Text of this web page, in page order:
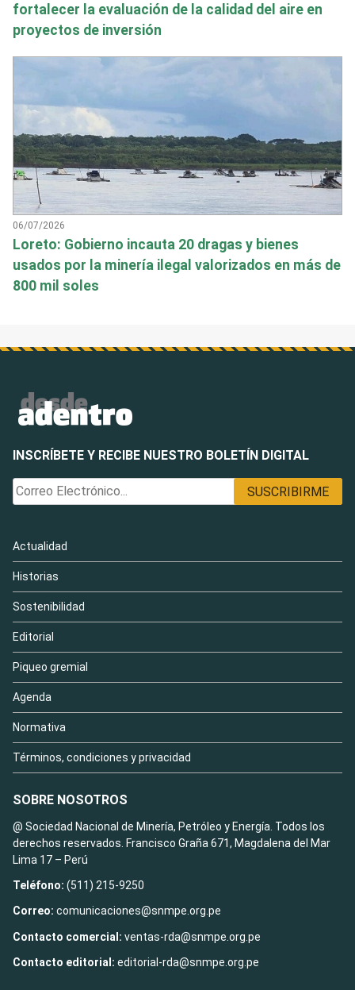
fortalecer la evaluación de la calidad del aire en
proyectos de inversión
06/07/2026
Loreto: Gobierno incauta 20 dragas y bienes
usados por la minería ilegal valorizados en más de
800 mil soles
INSCRÍBETE Y RECIBE NUESTRO BOLETÍN DIGITAL
Actualidad
Historias
Sostenibilidad
Editorial
Piqueo gremial
Agenda
Normativa
Términos, condiciones y privacidad
SOBRE NOSOTROS
@ Sociedad Nacional de Minería, Petróleo y Energía. Todos los
derechos reservados. Francisco Graña 671, Magdalena del Mar
Lima 17 – Perú
Teléfono: (511) 215-9250
Correo: comunicaciones@snmpe.org.pe
Contacto comercial: ventas-rda@snmpe.org.pe
Contacto editorial: editorial-rda@snmpe.org.pe